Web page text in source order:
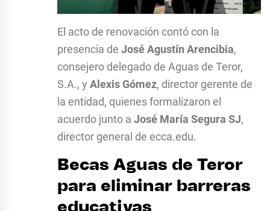
El acto de renovación contó con la
presencia de José Agustín Arencibia,
consejero delegado de Aguas de Teror,
S.A., y Alexis Gómez, director gerente de
la entidad, quienes formalizaron el
acuerdo junto a José María Segura SJ,
director general de ecca.edu.
Becas Aguas de Teror
para eliminar barreras
educativas